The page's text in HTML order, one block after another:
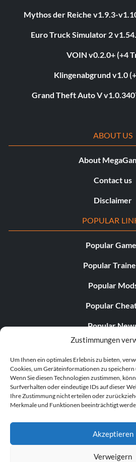
Zustimmungen
Um Ihnen ein optimales Erlebnis zu bieten,
Cookies, um Geräteinformationen zu
Wenn Sie diesen Technologien zustimmen,
Surfverhalten oder eindeutige IDs auf dieser
Ihre Zustimmung nicht erteilen oder
Merkmale und Funktionen beeinträchtigt
Akzeptieren
Verweigern
Mythos der Reiche v1.9.3-
Euro Truck Simulator 2
VOIN v0.2.0+ (+4
Klingenabgrund v1.0
Grand Theft Auto V
ABOUT US
About
Contact us
Disclaimer
POPULAR
Popular
Popular
Popular
Popular
Popular
Popular
Popular Free
LATEST